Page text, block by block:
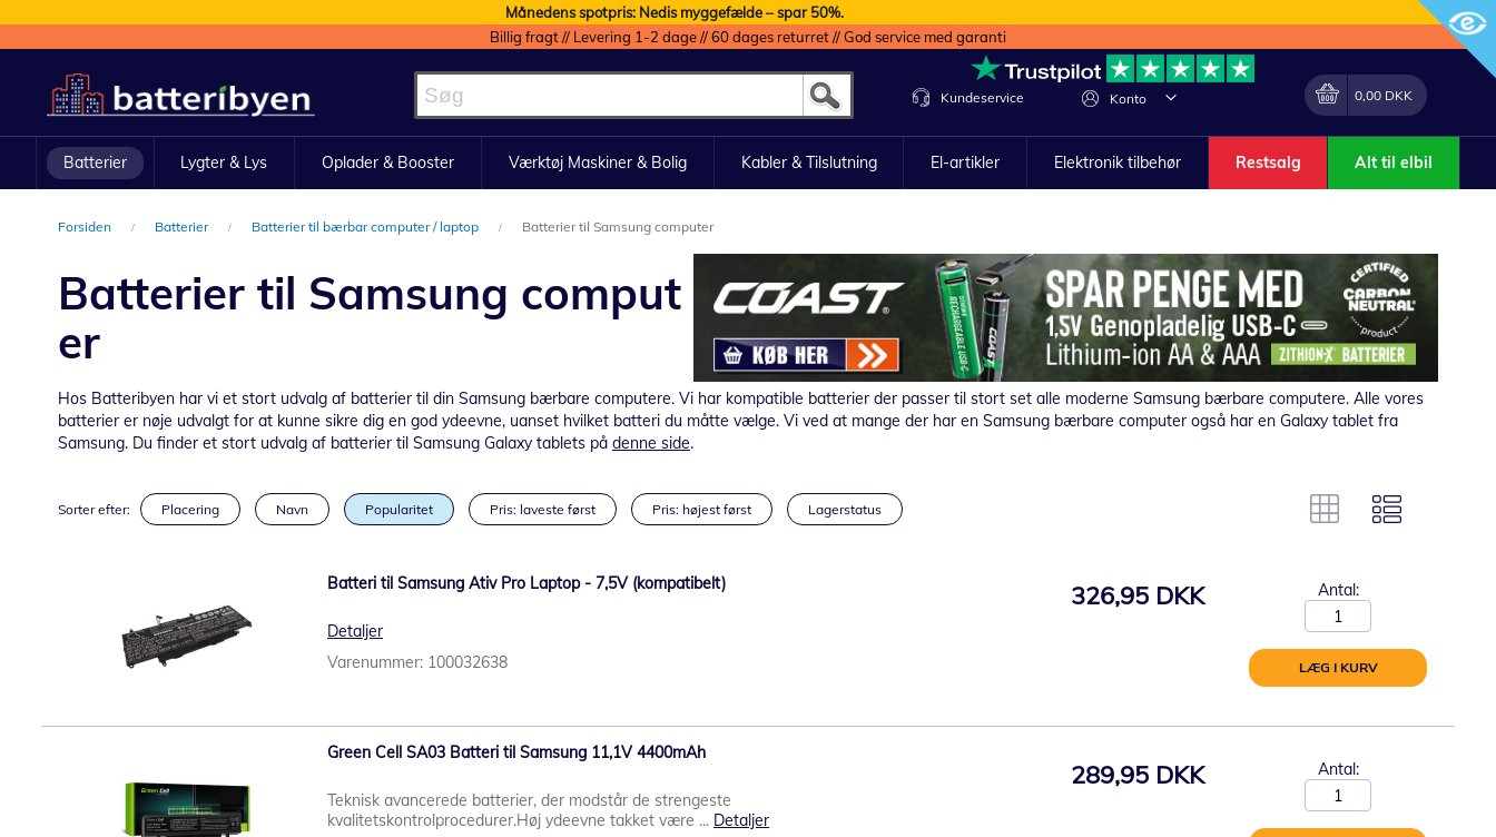
Månedens spotpris: Nedis myggefælde – spar 50%.
Billig fragt // Levering 1-2 dage // 60 dages returret // God service med garanti
to
Content
Konto
Lave
Min indkøbskurv
0,00 DKK
Kundeservice
Batterier Lygter & Lys Oplader & Booster Værktøj Maskiner & Bolig Kabler & Tilslutning El-artikler Elektronik tilbehør Restsalg Alt til elbil
Forsiden Batterier Batterier til bærbar computer / laptop Batterier til Samsung computer
Batterier til Samsung comput
er
Hos Batteribyen har vi et stort udvalg af batterier til din Samsung bærbare computere. Vi har kompatible batterier der passer til stort set alle moderne Samsung bærbare computere. Alle vores
batterier er nøje udvalgt for at kunne sikre dig en god ydeevne, uanset hvilket batteri du måtte vælge. Vi ved at mange der har en Samsung bærbare computer også har en Galaxy tablet fra
Samsung. Du finder et stort udvalg af batterier til Samsung Galaxy tablets på denne side.
Sorter efter: Placering Navn Popularitet Pris: laveste først Pris: højest først Lagerstatus
Batteri til Samsung Ativ Pro Laptop - 7,5V (kompatibelt)
Detaljer
Varenummer: 100032638
326,95 DKK Antal:
LÆG I KURV
Green Cell SA03 Batteri til Samsung 11,1V 4400mAh
Teknisk avancerede batterier, der modstår de strengeste
kvalitetskontrolprocedurer.Høj ydeevne takket være ... Detaljer
289,95 DKK Antal: